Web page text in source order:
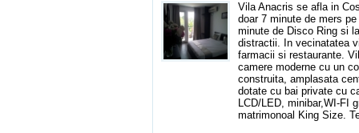
Vila Anacris se afla in
doar 7 minute de mers
minute de Disco Ring si
distractii. In vecinatatea
farmacii si restaurante.
camere moderne cu un
construita, amplasata
dotate cu bai private cu
LCD/LED, minibar,WI-FI
matrimonoal King Size.